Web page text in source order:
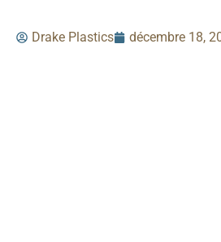
Drake Plastics décembre 18,